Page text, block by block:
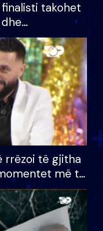
takohet
ndonjë letër
rrëzoi të gjitha
më të
BB VIP: Do më
kur…